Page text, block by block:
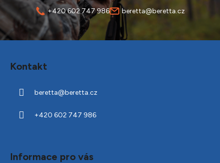
+420 602 747 986 beretta@beretta.cz
Kontakt
beretta@beretta.cz
+420 602 747 986
Informace pro vás